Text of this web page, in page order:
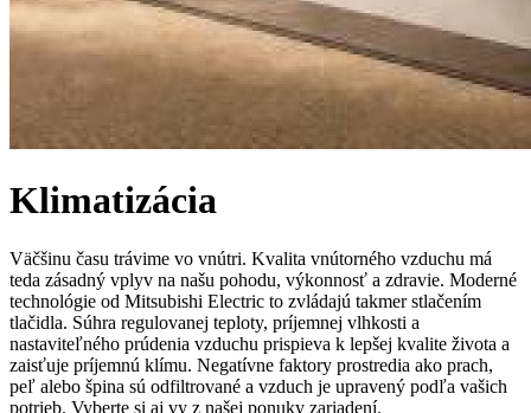
Klimatizácia
Väčšinu času trávime vo vnútri. Kvalita vnútorného vzduchu má
teda zásadný vplyv na našu pohodu, výkonnosť a zdravie. Moderné
technológie od Mitsubishi Electric to zvládajú takmer stlačením
tlačidla. Súhra regulovanej teploty, príjemnej vlhkosti a
nastaviteľného prúdenia vzduchu prispieva k lepšej kvalite života a
zaisťuje príjemnú klímu. Negatívne faktory prostredia ako prach,
peľ alebo špina sú odfiltrované a vzduch je upravený podľa vašich
potrieb. Vyberte si aj vy z našej ponuky zariadení.